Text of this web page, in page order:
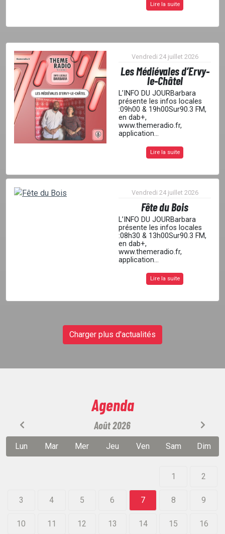
Lire la suite
Vendredi 24 juillet 2026
Les Médiévales d’Ervy-
le-Châtel
L’INFO DU JOURBarbara
présente les infos locales
:09h00 & 19h00Sur90.3 FM,
en dab+,
www.themeradio.fr,
application...
Lire la suite
Vendredi 24 juillet 2026
Fête du Bois
L’INFO DU JOURBarbara
présente les infos locales
:08h30 & 13h00Sur90.3 FM,
en dab+,
www.themeradio.fr,
application...
Lire la suite
Charger plus d'actualités
Agenda
Août 2026
Lun Mar Mer Jeu Ven Sam Dim
1 2
3 4 5 6 7 8 9
10 11 12 13 14 15 16